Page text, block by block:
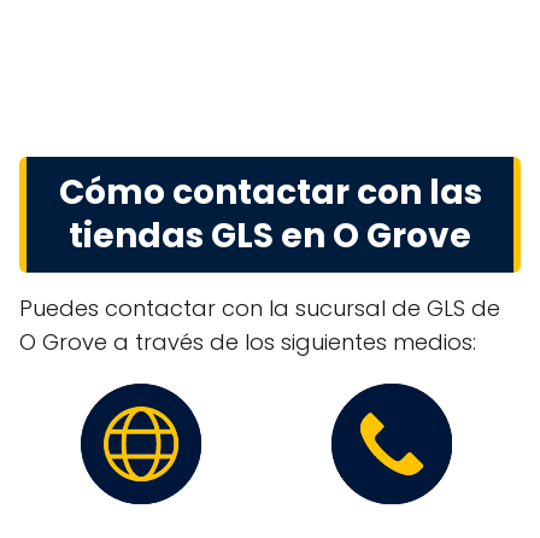
Cómo contactar con las
tiendas GLS en O Grove
Puedes contactar con la sucursal de GLS de
O Grove a través de los siguientes medios: